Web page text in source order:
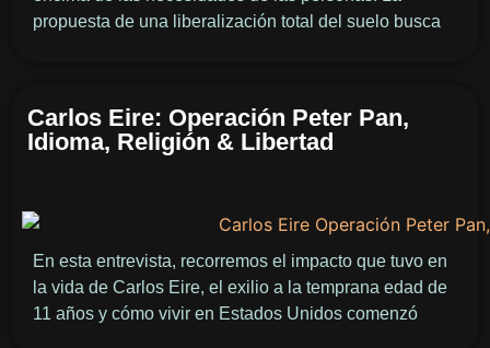
propuesta de una liberalización total del suelo busca
Carlos Eire: Operación Peter Pan,
Idioma, Religión & Libertad
En esta entrevista, recorremos el impacto que tuvo en
la vida de Carlos Eire, el exilio a la temprana edad de
11 años y cómo vivir en Estados Unidos comenzó